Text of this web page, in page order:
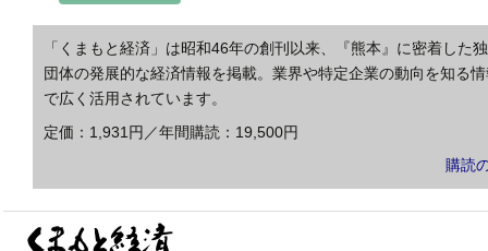
「くまもと経済」は昭和46年の創刊以来、『熊本』に密着し
団体の発展的な経済情報を掲載。業界や特定企業の動向を知る
で広く活用されています。
定価：1,931円／年間購読：19,500円
購読